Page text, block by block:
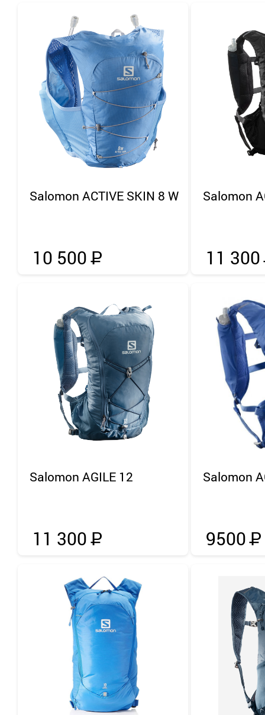
Salomon ACTIVE SKIN 8 W
10 500Р
Salomon
11 300
Salomon AGILE 12
11 300Р
Salomon
9500Р